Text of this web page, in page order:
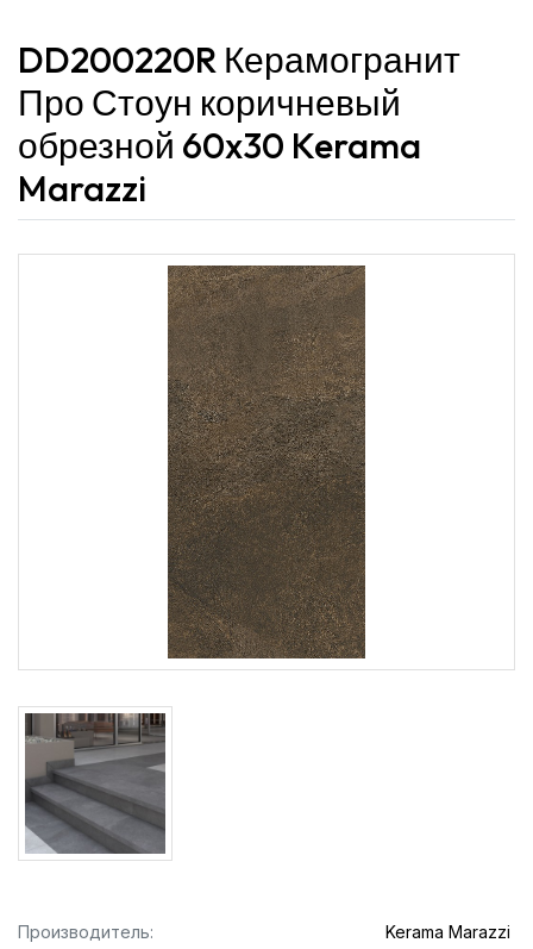
DD200220R Керамогранит
Про Стоун коричневый
обрезной 60x30 Kerama
Marazzi
Производитель: Kerama Marazzi